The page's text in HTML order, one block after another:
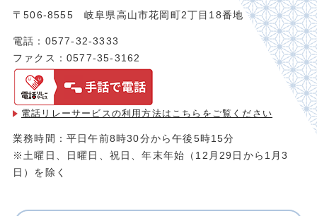
〒506-8555 岐阜県高山市花岡町2丁目18番地
電話：0577-32-3333
ファクス：0577-35-3162
電話リレーサービスの利用方法は こちらをご覧ください
業務時間：平日午前8時30分から午後5時15分
※土曜日、日曜日、祝日、年末年始（12月29日から1月3
日）を除く